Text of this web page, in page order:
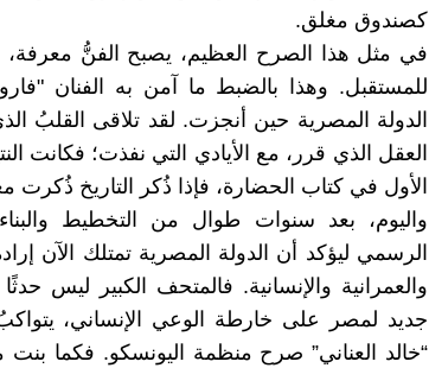
كصندوق مغلق.
في مثل هذا الصرح العظيم، يصبح الفنُّ معرفة،
للمستقبل. وهذا بالضبط ما آمن به الفنان
الدولة المصرية حين أنجزت. لقد تلاقى القلبُ
العقل الذي قرر، مع الأيادي التي نفذت؛ فكانت
الأول في كتاب الحضارة، فإذا ذُكر التاريخ ذُكرت
واليوم، بعد سنوات طوال من التخطيط والبناء
الرسمي ليؤكد أن الدولة المصرية تمتلك الآن
والعمرانية والإنسانية. فالمتحف الكبير ليس
جديد لمصر على خارطة الوعي الإنساني،
“خالد العناني” صرح منظمة اليونسكو. فكما